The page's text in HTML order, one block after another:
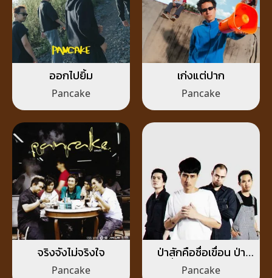
ออกไปยิ้ม
Pancake
เก่งแต่ปาก
Pancake
จริงจังไม่จริงใจ
Pancake
ป่าสักคือชื่อเขื่อน ป่า
เถื่อนคือหัวใจเธอ
Pancake